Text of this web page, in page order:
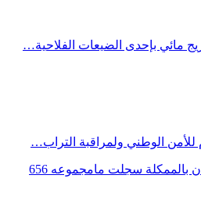
مائي بإحدى الضيعات الفلاحية…
للأمن الوطني ولمراقبة التراب…
2024 : مراكش ضمن أربع مدن بالممكلة سجلت مامجموعه 656